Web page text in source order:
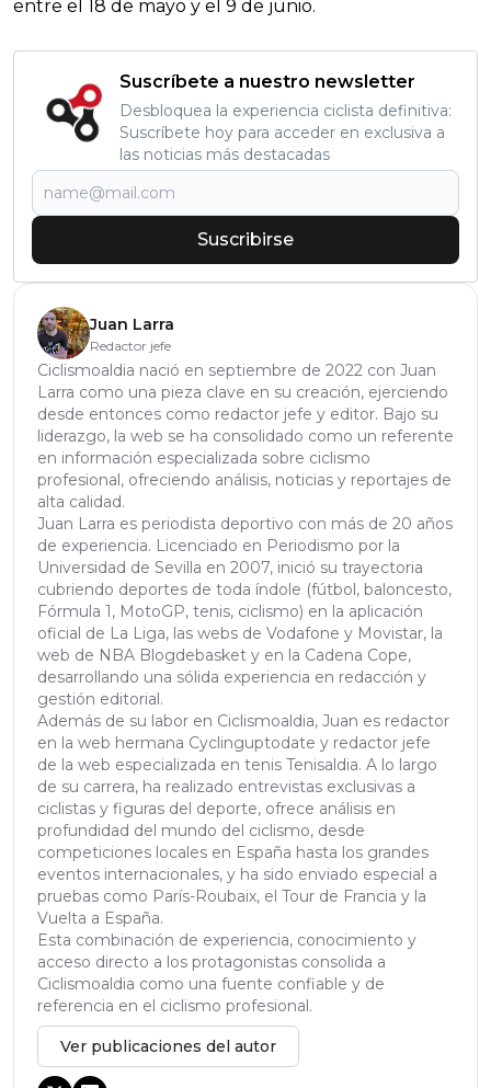
entre el 18 de mayo y el 9 de junio.
Suscríbete a nuestro newsletter
Desbloquea la experiencia ciclista definitiva:
Suscríbete hoy para acceder en exclusiva a
las noticias más destacadas
Suscribirse
Juan Larra
Redactor jefe
Ciclismoaldia nació en septiembre de 2022 con Juan
Larra como una pieza clave en su creación, ejerciendo
desde entonces como redactor jefe y editor. Bajo su
liderazgo, la web se ha consolidado como un referente
en información especializada sobre ciclismo
profesional, ofreciendo análisis, noticias y reportajes de
alta calidad.
Juan Larra es periodista deportivo con más de 20 años
de experiencia. Licenciado en Periodismo por la
Universidad de Sevilla en 2007, inició su trayectoria
cubriendo deportes de toda índole (fútbol, baloncesto,
Fórmula 1, MotoGP, tenis, ciclismo) en la aplicación
oficial de La Liga, las webs de Vodafone y Movistar, la
web de NBA Blogdebasket y en la Cadena Cope,
desarrollando una sólida experiencia en redacción y
gestión editorial.
Además de su labor en Ciclismoaldia, Juan es redactor
en la web hermana Cyclinguptodate y redactor jefe
de la web especializada en tenis Tenisaldia. A lo largo
de su carrera, ha realizado entrevistas exclusivas a
ciclistas y figuras del deporte, ofrece análisis en
profundidad del mundo del ciclismo, desde
competiciones locales en España hasta los grandes
eventos internacionales, y ha sido enviado especial a
pruebas como París-Roubaix, el Tour de Francia y la
Vuelta a España.
Esta combinación de experiencia, conocimiento y
acceso directo a los protagonistas consolida a
Ciclismoaldia como una fuente confiable y de
referencia en el ciclismo profesional.
Ver publicaciones del autor